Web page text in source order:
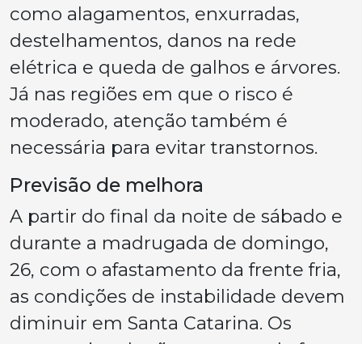
como alagamentos, enxurradas,
destelhamentos, danos na rede
elétrica e queda de galhos e árvores.
Já nas regiões em que o risco é
moderado, atenção também é
necessária para evitar transtornos.
Previsão de melhora
A partir do final da noite de sábado e
durante a madrugada de domingo,
26, com o afastamento da frente fria,
as condições de instabilidade devem
diminuir em Santa Catarina. Os